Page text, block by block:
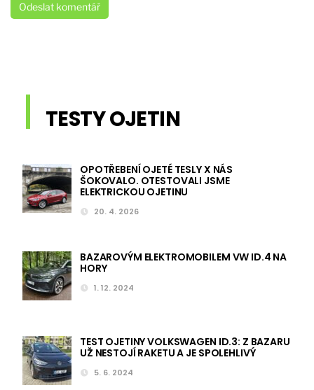
TESTY OJETIN
OPOTŘEBENÍ OJETÉ TESLY X NÁS
ŠOKOVALO. OTESTOVALI JSME
ELEKTRICKOU OJETINU
20. 4. 2026
BAZAROVÝM ELEKTROMOBILEM VW ID.4 NA
HORY
1. 12. 2024
TEST OJETINY VOLKSWAGEN ID.3: Z BAZARU
UŽ NESTOJÍ RAKETU A JE SPOLEHLIVÝ
5. 6. 2024